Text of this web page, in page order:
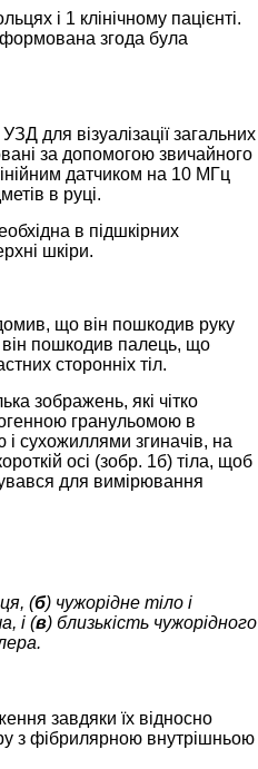
і 1 клінічному пацієнті.
згода була
для візуалізації загальних
за допомогою звичайного
датчиком на 10 МГц
в руці.
в підшкірних
шкіри.
що він пошкодив руку
він пошкодив палець, що
сторонніх тіл.
зображень, які чітко
гранульомою в
сухожиллями згиначів, на
осі (зобр. 1б) тіла, щоб
для вимірювання
(б) чужорідне тіло і
і (в) близькість чужорідного
завдяки їх відносно
з фібрилярною внутрішньою